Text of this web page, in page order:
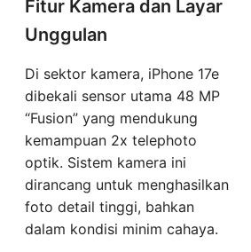
Fitur Kamera dan Layar
Unggulan
Di sektor kamera, iPhone 17e
dibekali sensor utama 48 MP
“Fusion” yang mendukung
kemampuan 2x telephoto
optik. Sistem kamera ini
dirancang untuk menghasilkan
foto detail tinggi, bahkan
dalam kondisi minim cahaya.